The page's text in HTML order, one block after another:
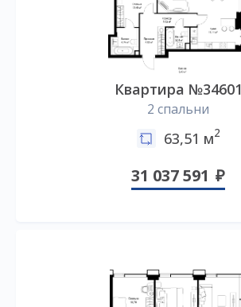
Квартира №34601
2 спальни
63,51 м2
31 037 591